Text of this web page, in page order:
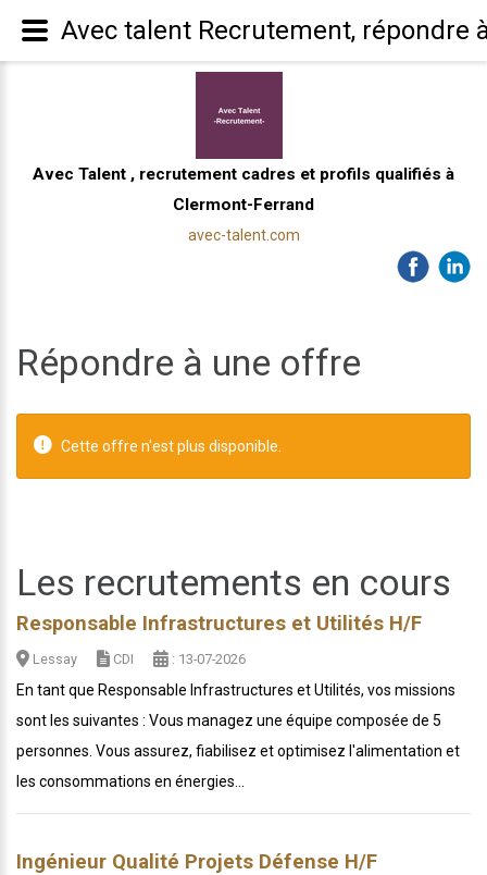
Avec Talent , recrutement cadres et profils qualifiés à
Clermont-Ferrand
avec-talent.com
Répondre à une offre
Cette offre n'est plus disponible.
Les recrutements en cours
Responsable Infrastructures et Utilités H/F
Lessay CDI : 13-07-2026
En tant que Responsable Infrastructures et Utilités, vos missions
sont les suivantes : Vous managez une équipe composée de 5
personnes. Vous assurez, fiabilisez et optimisez l'alimentation et
les consommations en énergies...
Ingénieur Qualité Projets Défense H/F
Avec talent Recrutement, répondre